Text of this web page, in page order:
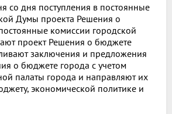
со дня поступления в постоянные
Думы проекта Решения о
комиссии городской
проект Решения о бюджете
заключения и предложения
о бюджете города с учетом
палаты города и направляют их
экономической политике и